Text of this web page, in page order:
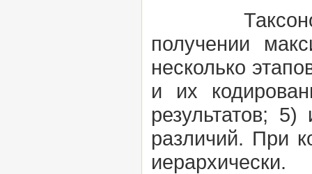
получении
несколько
и их
результатов;
различий. При
иерархически.